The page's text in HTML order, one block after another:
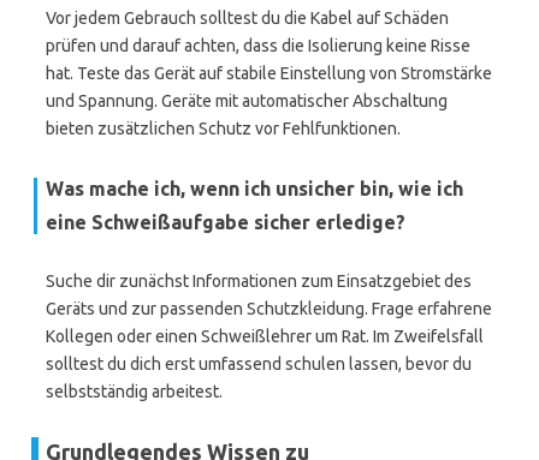
Vor jedem Gebrauch solltest du die Kabel auf Schäden
prüfen und darauf achten, dass die Isolierung keine Risse
hat. Teste das Gerät auf stabile Einstellung von Stromstärke
und Spannung. Geräte mit automatischer Abschaltung
bieten zusätzlichen Schutz vor Fehlfunktionen.
Was mache ich, wenn ich unsicher bin, wie ich
eine Schweißaufgabe sicher erledige?
Suche dir zunächst Informationen zum Einsatzgebiet des
Geräts und zur passenden Schutzkleidung. Frage erfahrene
Kollegen oder einen Schweißlehrer um Rat. Im Zweifelsfall
solltest du dich erst umfassend schulen lassen, bevor du
selbstständig arbeitest.
Grundlegendes Wissen zu